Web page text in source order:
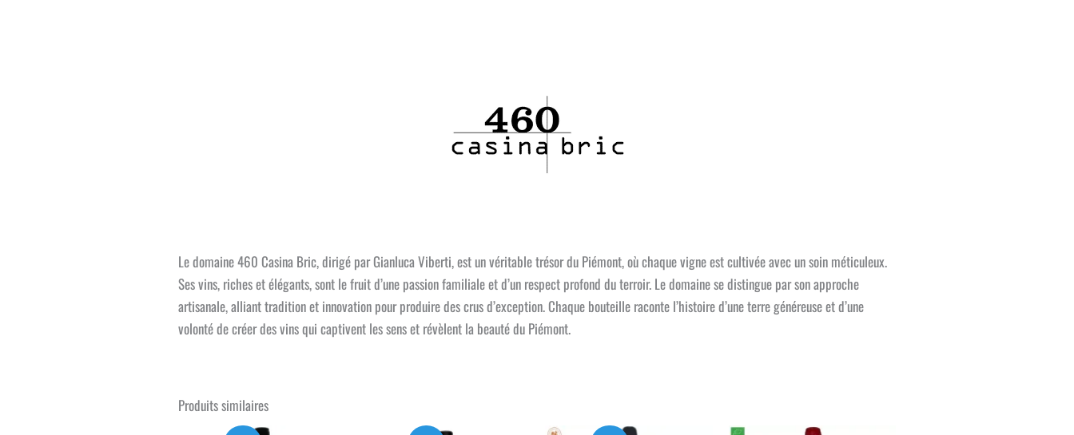
Le domaine 460 Casina Bric, dirigé par Gianluca Viberti, est un véritable trésor du Piémont, où chaque vigne est cultivée avec un soin méticuleux.
Ses vins, riches et élégants, sont le fruit d’une passion familiale et d’un respect profond du terroir. Le domaine se distingue par son approche
artisanale, alliant tradition et innovation pour produire des crus d’exception. Chaque bouteille raconte l’histoire d’une terre généreuse et d’une
volonté de créer des vins qui captivent les sens et révèlent la beauté du Piémont.
Produits similaires